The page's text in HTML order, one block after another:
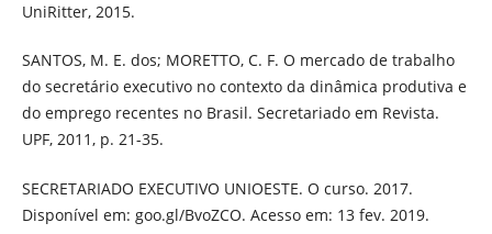
UniRitter, 2015.
SANTOS, M. E. dos; MORETTO, C. F. O mercado de trabalho
do secretário executivo no contexto da dinâmica produtiva e
do emprego recentes no Brasil. Secretariado em Revista.
UPF, 2011, p. 21-35.
SECRETARIADO EXECUTIVO UNIOESTE. O curso. 2017.
Disponível em: goo.gl/BvoZCO. Acesso em: 13 fev. 2019.